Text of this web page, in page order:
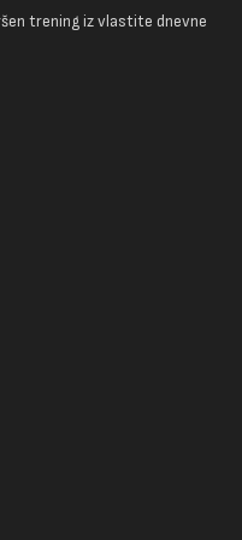
trening iz vlastite dnevne